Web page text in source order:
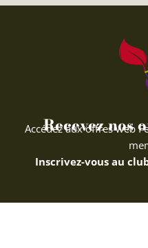
Recevez nos
Accédez aux offres web
Inscrivez-vous au